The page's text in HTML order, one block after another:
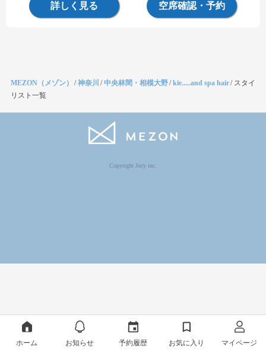
詳しく見る 空席確認・予約
MEZON（メゾン） /神奈川 /中央林間・相模大野/kie.....and spa hair/ スタイ
リスト一覧
Copyright Jocy inc.
ホーム お知らせ 予約履歴 お気に入り マイページ